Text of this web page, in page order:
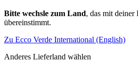
Bitte wechsle zum Land, das mit deiner
übereinstimmt.
Zu Ecco Verde International (English)
Anderes Lieferland wählen